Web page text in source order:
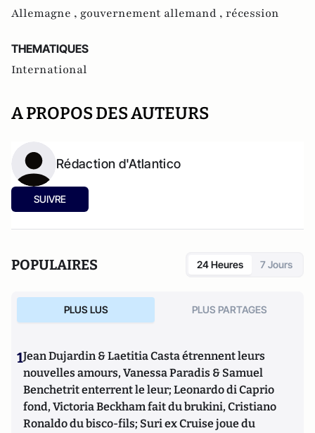
Allemagne , gouvernement allemand , récession
THEMATIQUES
International
A PROPOS DES AUTEURS
Rédaction d'Atlantico
SUIVRE
POPULAIRES 24 Heures 7 Jours
PLUS LUS PLUS PARTAGES
1Jean Dujardin & Laetitia Casta étrennent leurs
nouvelles amours, Vanessa Paradis & Samuel
Benchetrit enterrent le leur; Leonardo di Caprio
fond, Victoria Beckham fait du brukini, Cristiano
Ronaldo du bisco-fils; Suri ex Cruise joue du